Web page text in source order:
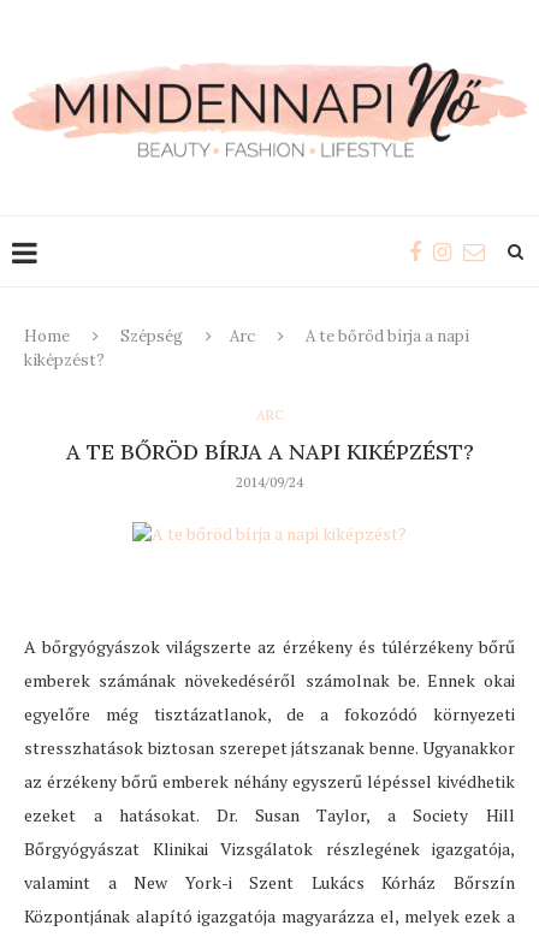
Home Szépség Arc
A te bőröd bírja a napi
kiképzést?
ARC
A TE BŐRÖD BÍRJA A NAPI KIKÉPZÉST?
2014/09/24
A bőrgyógyászok világszerte az érzékeny és túlérzékeny bőrű
emberek számának növekedéséről számolnak be. Ennek okai
egyelőre még tisztázatlanok, de a fokozódó környezeti
stresszhatások biztosan szerepet játszanak benne. Ugyanakkor
az érzékeny bőrű emberek néhány egyszerű lépéssel kivédhetik
ezeket a hatásokat. Dr. Susan Taylor, a Society Hill
Bőrgyógyászat Klinikai Vizsgálatok részlegének igazgatója,
valamint a New York-i Szent Lukács Kórház Bőrszín
Központjának alapító igazgatója magyarázza el, melyek ezek a